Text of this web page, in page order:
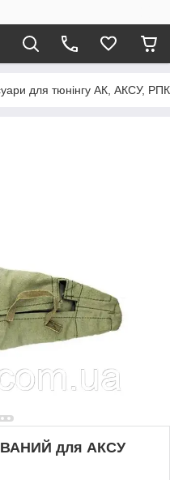
для тюнінгу АК, АКСУ,
для АКСУ